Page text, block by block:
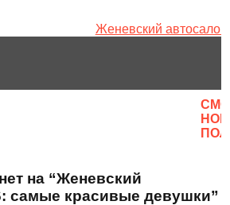
на “Женевский
самые красивые девушки”